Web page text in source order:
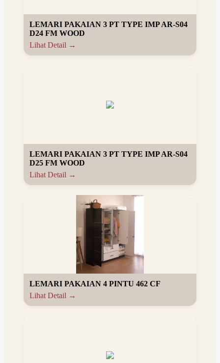
LEMARI PAKAIAN 3 PT TYPE IMP AR-S04
D24 FM WOOD
Lihat Detail →
LEMARI PAKAIAN 3 PT TYPE IMP AR-S04
D25 FM WOOD
Lihat Detail →
LEMARI PAKAIAN 4 PINTU 462 CF
Lihat Detail →